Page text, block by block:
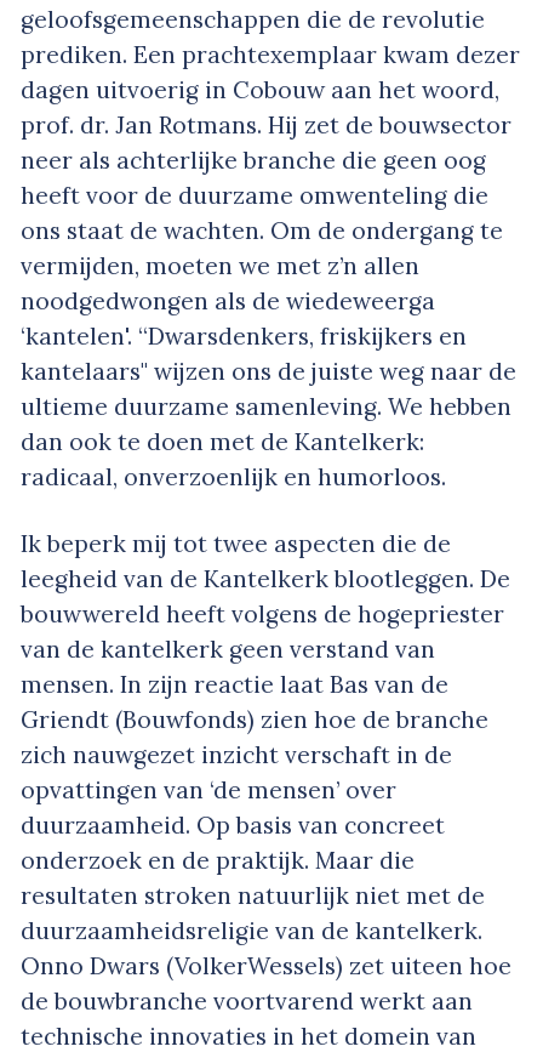
geloofsgemeenschappen die de revolutie
prediken. Een prachtexemplaar kwam dezer
dagen uitvoerig in Cobouw aan het woord,
prof. dr. Jan Rotmans. Hij zet de bouwsector
neer als achterlijke branche die geen oog
heeft voor de duurzame omwenteling die
ons staat de wachten. Om de ondergang te
vermijden, moeten we met z’n allen
noodgedwongen als de wiedeweerga
‘kantelen'. “Dwarsdenkers, friskijkers en
kantelaars" wijzen ons de juiste weg naar de
ultieme duurzame samenleving. We hebben
dan ook te doen met de Kantelkerk:
radicaal, onverzoenlijk en humorloos.
Ik beperk mij tot twee aspecten die de
leegheid van de Kantelkerk blootleggen. De
bouwwereld heeft volgens de hogepriester
van de kantelkerk geen verstand van
mensen. In zijn reactie laat Bas van de
Griendt (Bouwfonds) zien hoe de branche
zich nauwgezet inzicht verschaft in de
opvattingen van ‘de mensen’ over
duurzaamheid. Op basis van concreet
onderzoek en de praktijk. Maar die
resultaten stroken natuurlijk niet met de
duurzaamheidsreligie van de kantelkerk.
Onno Dwars (VolkerWessels) zet uiteen hoe
de bouwbranche voortvarend werkt aan
technische innovaties in het domein van